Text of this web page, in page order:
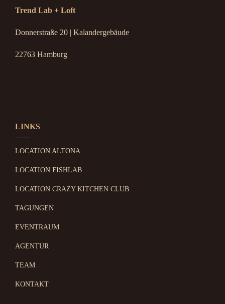
Trend Lab + Loft
Donnerstraße 20 | Kalandergebäude
22763 Hamburg
LINKS
LOCATION ALTONA
LOCATION FISHLAB
LOCATION CRAZY KITCHEN CLUB
TAGUNGEN
EVENTRAUM
AGENTUR
TEAM
KONTAKT